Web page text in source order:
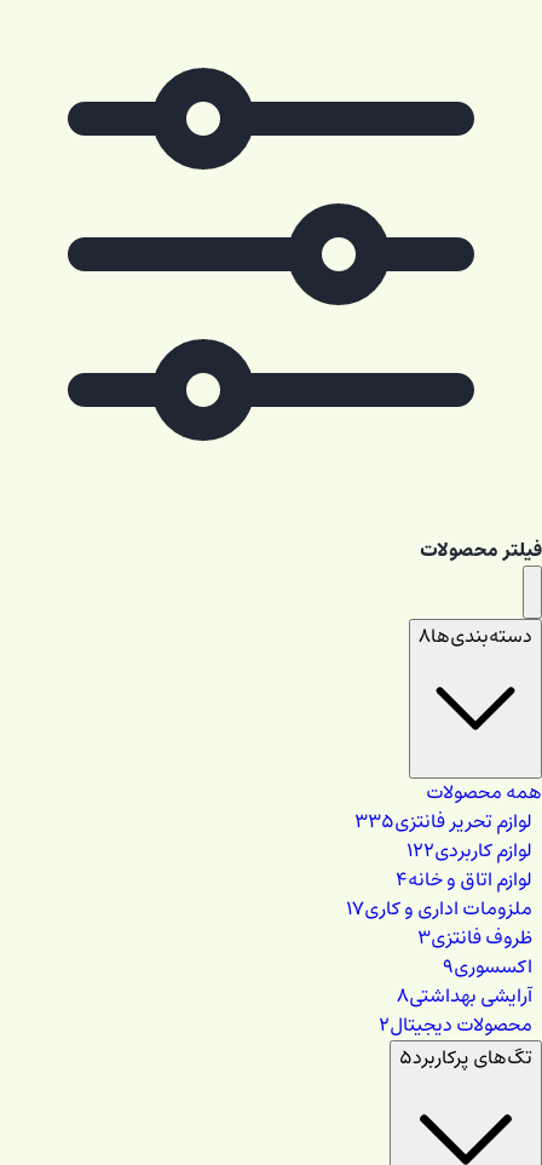
فیلتر محصولات
دسته‌بندی‌ها۸
همه محصولات
لوازم تحریر فانتزی۳۳۵
لوازم کاربردی۱۲۲
لوازم اتاق و خانه۴
ملزومات اداری و کاری۱۷
ظروف فانتزی۳
اکسسوری۹
آرایشی بهداشتی۸
محصولات دیجیتال۲
تگ‌های پرکاربرد۵